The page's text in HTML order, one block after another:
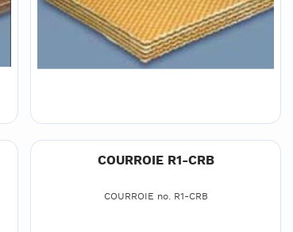
COURROIE R1-CRB
COURROIE no. R1-CRB